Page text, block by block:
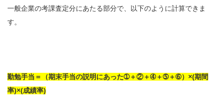
一般企業の考課査定分にあたる部分で、以下のように計算できま
す。
勤勉手当＝（期末手当の説明にあった➀＋②＋➃＋➄＋➅）×(期間
率)×(成績率)